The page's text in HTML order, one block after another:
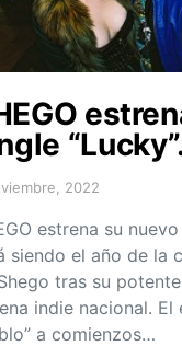
on 2022
estrena su
siendo el año de la
tras su
indie nacional.
a comienzos…